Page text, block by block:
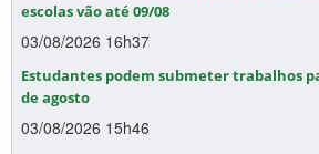
escolas vão até 09/08
03/08/2026 16h37
Estudantes podem submeter trabalhos
de agosto
03/08/2026 15h46